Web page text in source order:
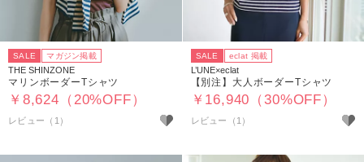
SALE マガジン掲載
THE SHINZONE
マリンボーダーTシャツ
￥8,624（20%OFF）
レビュー（1）
SALE eclat 掲載
L’UNE×eclat
【別注】大人ボーダーTシャツ
￥16,940（30%OFF）
レビュー（1）